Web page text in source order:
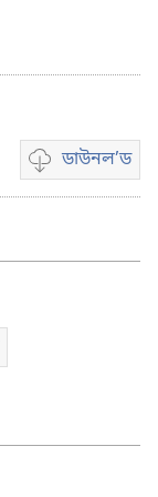
ডাউনল’ড
Video
download